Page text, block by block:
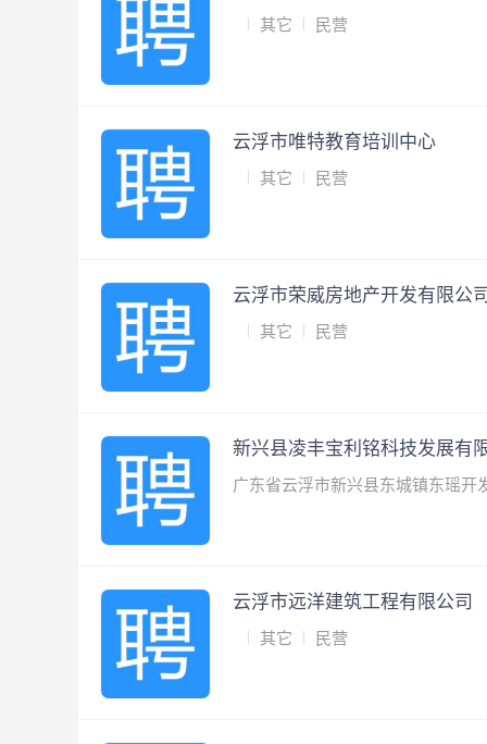
其它 民营
云浮市唯特教育培训中心
其它 民营
云浮市荣威房地产开发有限公司
其它 民营
新兴县凌丰宝利铭科技发展有
广东省云浮市新兴县东城镇东瑶开
云浮市远洋建筑工程有限公司
其它 民营